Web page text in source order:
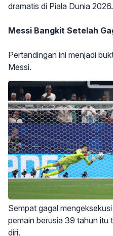
dramatis di Piala Dunia 2026.
Messi Bangkit Setelah
Pertandingan ini menjadi
Messi.
Sempat gagal
pemain berusia 39 tahun itu
diri.